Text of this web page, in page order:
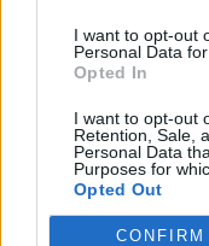
I want to opt-out
Personal Data
Opted In
I want to opt-out
Retention, Sale,
Personal Data
Purposes for
Opted Out
CONFIRM
ΣΧΕΤΙΚΑ ΜΕ ΤΟ ΜΕΤΕΟ.GR
ΑΝΑΖΗΤΗΣΗ ΔΕΔΟΜΕΝΩΝ